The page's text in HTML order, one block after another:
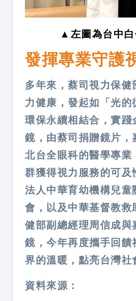
▲左圖為台中白
發揮專業守護
多年來，蔡司視力保
力健康，發起如「光
環保永續相結合，實踐
鏡，由蔡司捐贈鏡片
北台全眼科的醫學專
群獲得視力服務的可及
法人中華育幼機構兒
會，以及中華基督教
健部副總經理周信成
鏡，今年再度攜手回
界的溫暖，點亮台灣社
資料來源：